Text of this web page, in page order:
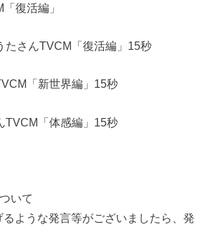
復活編」
たさんTVCM「復活編」15秒
「新世界編」15秒
TVCM「体感編」15秒
いて
ような発言等がございましたら、発